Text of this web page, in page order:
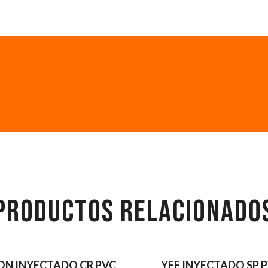
INYECTADO CR PVC YEE INYECTADO SP